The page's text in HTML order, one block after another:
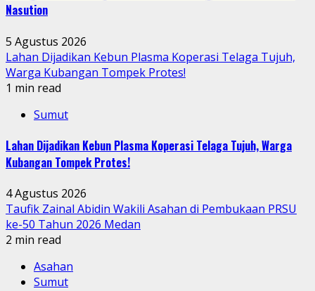
Nasution
5 Agustus 2026
Lahan Dijadikan Kebun Plasma Koperasi Telaga Tujuh,
Warga Kubangan Tompek Protes!
1 min read
Sumut
Lahan Dijadikan Kebun Plasma Koperasi Telaga Tujuh, Warga
Kubangan Tompek Protes!
4 Agustus 2026
Taufik Zainal Abidin Wakili Asahan di Pembukaan PRSU
ke-50 Tahun 2026 Medan
2 min read
Asahan
Sumut